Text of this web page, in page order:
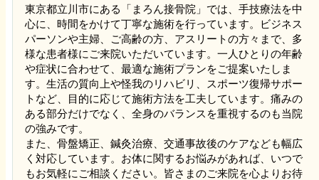
初めての方へ
スタッフ紹介
推薦者からの声
患者様の声
東京都立川市にある「まろん接骨院」では、手技療法を中
心に、時間をかけて丁寧な施術を行っています。ビジネス
パーソンや主婦、ご高齢の方、アスリートの方々まで、多
様な患者様にご来院いただいています。一人ひとりの年齢
や症状に合わせて、最適な施術プランをご提案いたしま
す。生活の質向上や怪我のリハビリ、スポーツ復帰サポー
トなど、目的に応じて施術方法を工夫しています。痛みの
ある部分だけでなく、全身のバランスを重視するのも当院
の強みです。
また、骨盤矯正、鍼灸治療、交通事故後のケアなども幅広
く対応しています。お体に関するお悩みがあれば、いつで
もお気軽にご相談ください。皆さまのご来院を心よりお待